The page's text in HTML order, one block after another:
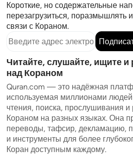
Короткие, но содержательные
перезагрузиться, поразмышлять
связи с Кораном.
Читайте, слушайте, ищите
над Кораном
Quran.com — это надёжная
используемая миллионами
чтения, поиска, прослушивания
Кораном на разных языках. Она
переводы, тафсир, декламацию,
и инструменты для более
Коран доступным каждому.